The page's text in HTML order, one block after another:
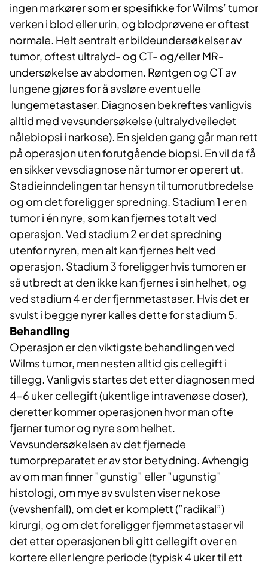
ingen markører som er spesifikke for Wilms’ tumor
verken i blod eller urin, og blodprøvene er oftest
normale. Helt sentralt er bildeundersøkelser av
tumor, oftest ultralyd- og CT- og/eller MR-
undersøkelse av abdomen. Røntgen og CT av
lungene gjøres for å avsløre eventuelle
lungemetastaser. Diagnosen bekreftes vanligvis
alltid med vevsundersøkelse (ultralydveiledet
nålebiopsi i narkose). En sjelden gang går man rett
på operasjon uten forutgående biopsi. En vil da få
en sikker vevsdiagnose når tumor er operert ut.
Stadieinndelingen tar hensyn til tumorutbredelse
og om det foreligger spredning. Stadium 1 er en
tumor i én nyre, som kan fjernes totalt ved
operasjon. Ved stadium 2 er det spredning
utenfor nyren, men alt kan fjernes helt ved
operasjon. Stadium 3 foreligger hvis tumoren er
så utbredt at den ikke kan fjernes i sin helhet, og
ved stadium 4 er der fjernmetastaser. Hvis det er
svulst i begge nyrer kalles dette for stadium 5.
Behandling
Operasjon er den viktigste behandlingen ved
Wilms tumor, men nesten alltid gis cellegift i
tillegg. Vanligvis startes det etter diagnosen med
4-6 uker cellegift (ukentlige intravenøse doser),
deretter kommer operasjonen hvor man ofte
fjerner tumor og nyre som helhet.
Vevsundersøkelsen av det fjernede
tumorpreparatet er av stor betydning. Avhengig
av om man finner ”gunstig” eller ”ugunstig”
histologi, om mye av svulsten viser nekose
(vevshenfall), om det er komplett (”radikal”)
kirurgi, og om det foreligger fjernmetastaser vil
det etter operasjonen bli gitt cellegift over en
kortere eller lengre periode (typisk 4 uker til ett